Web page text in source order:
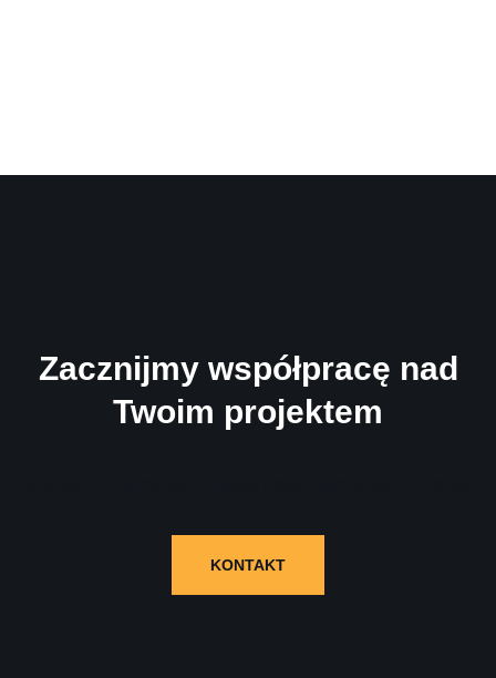
Zacznijmy współpracę nad
Twoim projektem
KONTAKT